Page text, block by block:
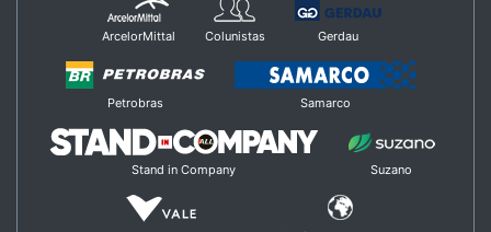
ArcelorMittal Colunistas Gerdau
Petrobras Samarco
Stand in Company Suzano